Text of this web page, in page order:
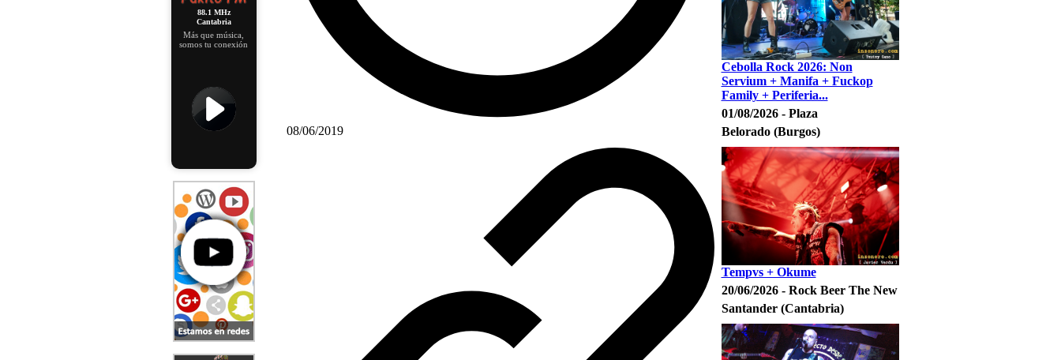
88.1 MHz
Cantabria
Más que música,
somos tu conexión
08/06/2019
Cebolla Rock 2026: Non
Servium + Manifa + Fuckop
Family + Periferia...
01/08/2026 - Plaza
Belorado (Burgos)
Tempvs + Okume
20/06/2026 - Rock Beer The New
Santander (Cantabria)